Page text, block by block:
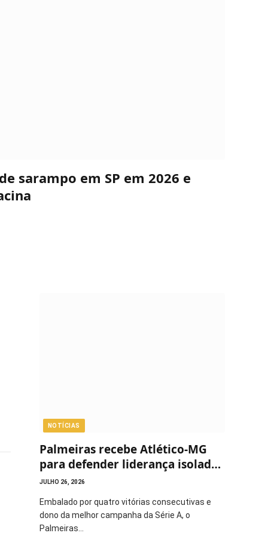
sarampo em SP em 2026 e
NOTÍCIAS
Palmeiras recebe Atlético-MG
para defender liderança isolada
do Brasileirão
JULHO 26, 2026
Embalado por quatro vitórias consecutivas e
dono da melhor campanha da Série A, o
Palmeiras…